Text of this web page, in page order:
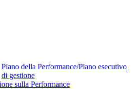
Piano della Performance/Piano esecutivo
di gestione
sulla Performance